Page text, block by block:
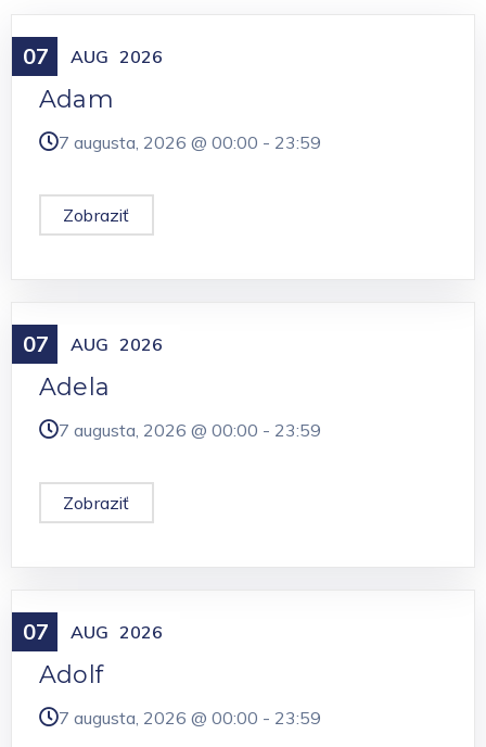
07 AUG 2026
Meniny
Adam
7 augusta, 2026 @ 00:00 - 23:59
Zobraziť
07 AUG 2026
Meniny
Adela
7 augusta, 2026 @ 00:00 - 23:59
Zobraziť
07 AUG 2026
Meniny
Adolf
7 augusta, 2026 @ 00:00 - 23:59